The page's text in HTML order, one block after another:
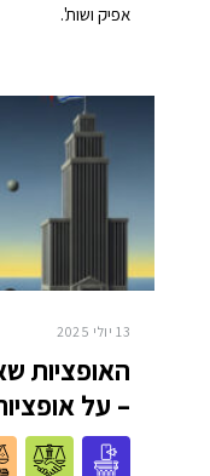
אפיק ושות'.
13 יולי 2025
האופציות
– על